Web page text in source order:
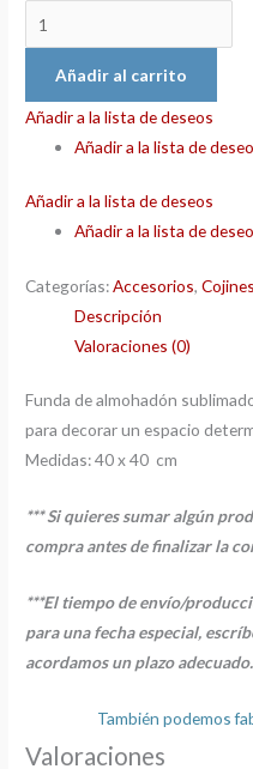
Añadir al carrito
Añadir a la lista de deseos
Añadir a la lista de
Añadir a la lista de deseos
Añadir a la lista de
Categorías:Accesorios,Cojines
Descripción
Valoraciones (0)
Funda de almohadón
para decorar un espacio
Medidas: 40 x 40 cm
*** Si quieres sumar algún
compra antes de finalizar la
***El tiempo de envío/
para una fecha especial,
acordamos un plazo adecuado.
También podemos
Valoraciones